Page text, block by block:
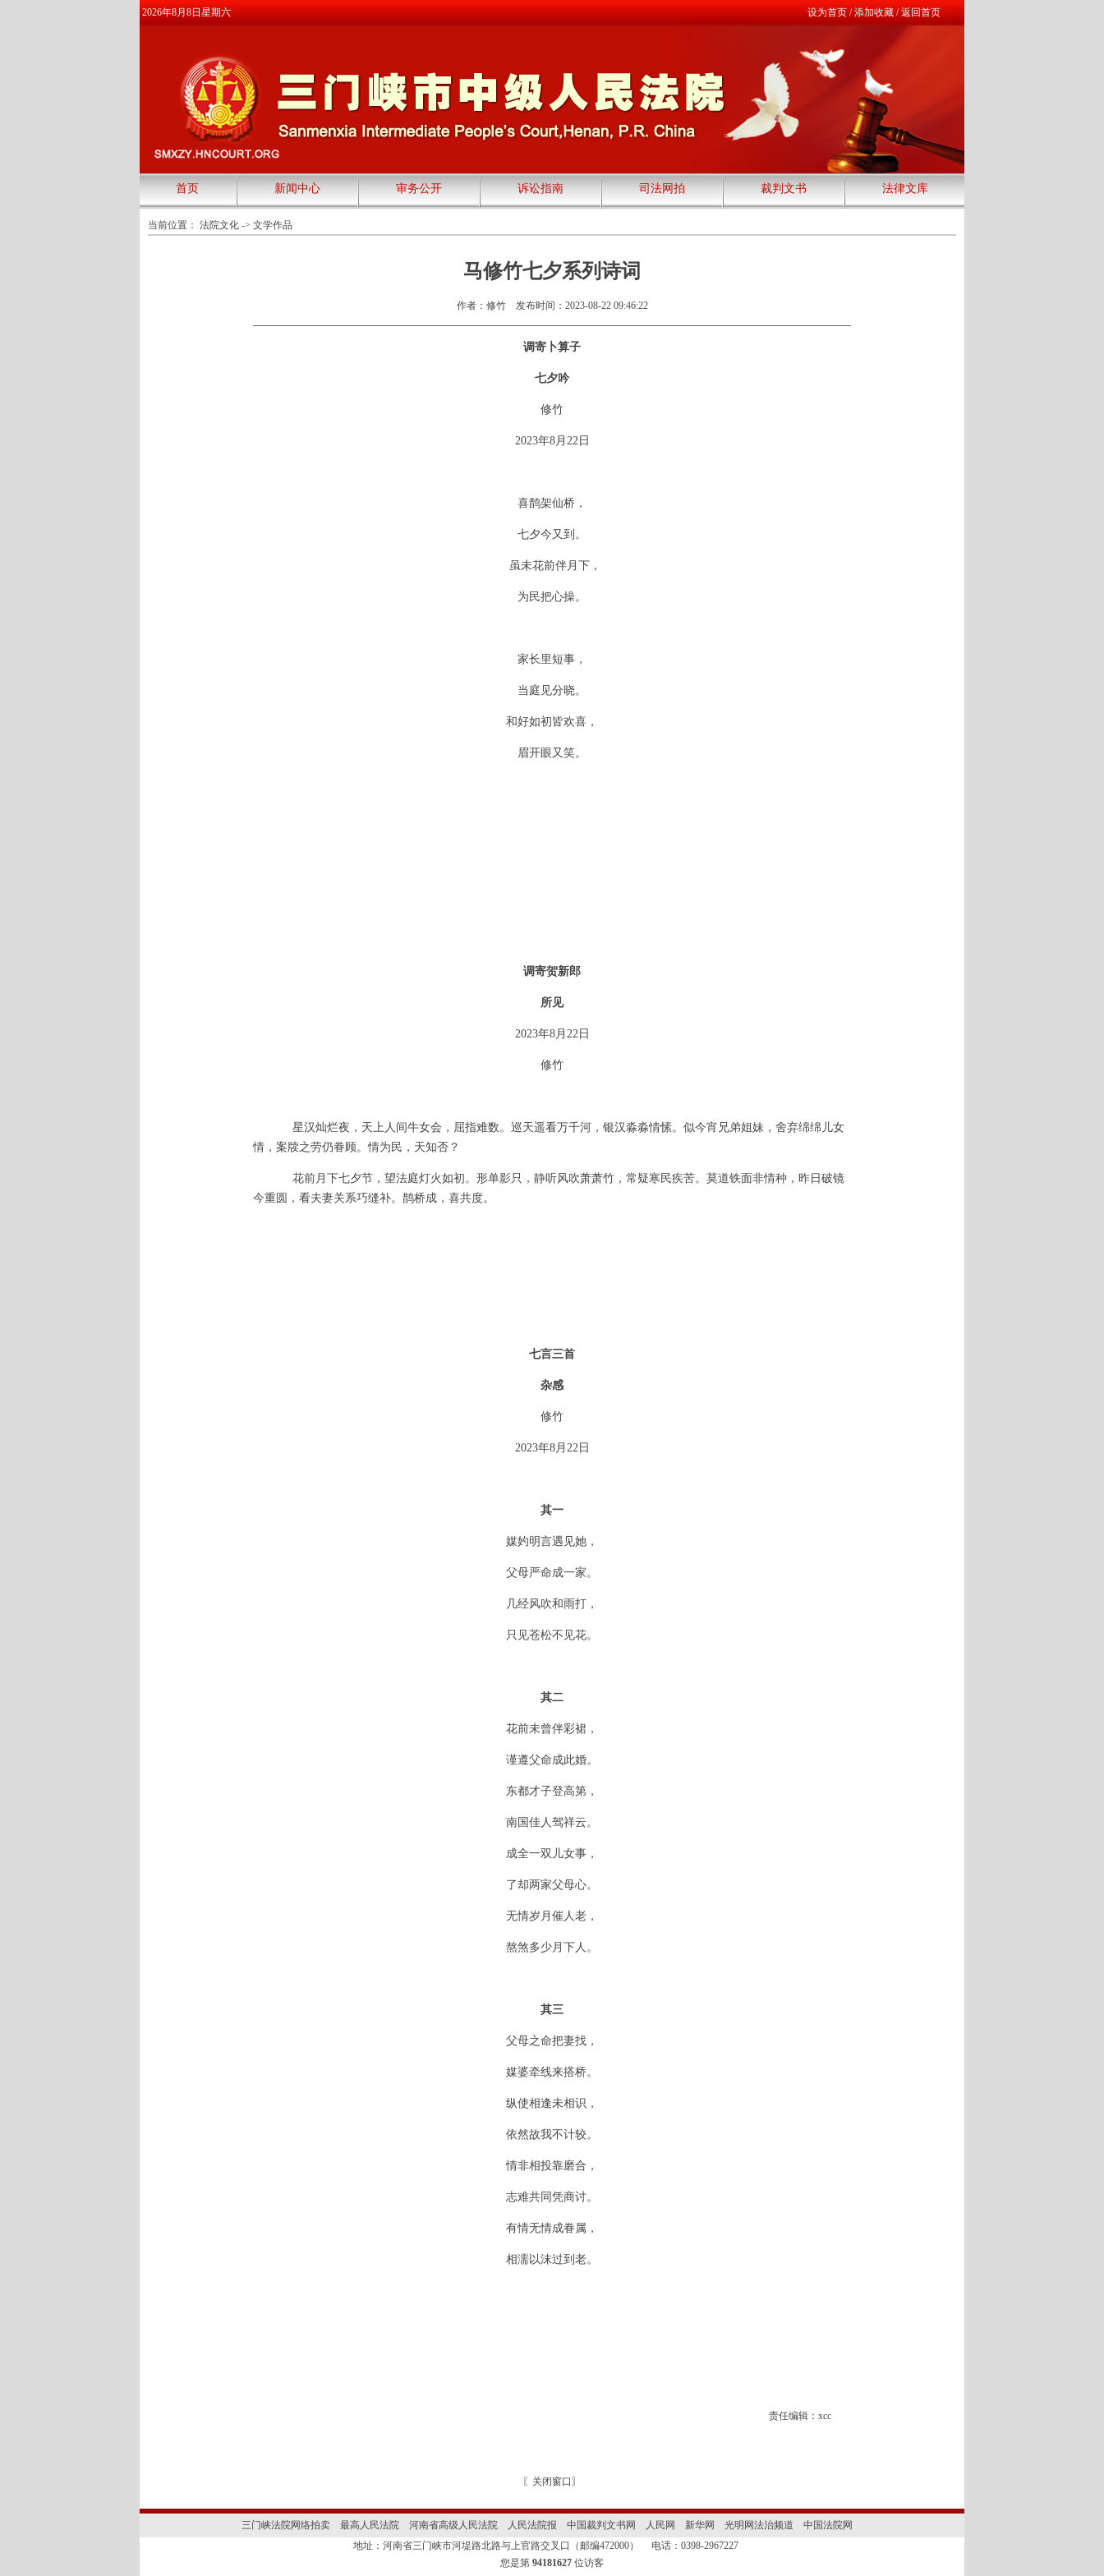
2026年8月8日星期六 设为首页/添加收藏/返回首页
首页 新闻中心 审务公开 诉讼指南 司法网拍 裁判文书 法律文库
当前位置： 法院文化 -> 文学作品
马修竹七夕系列诗词
作者：修竹 发布时间：2023-08-22 09:46:22
调寄卜算子
七夕吟
修竹
2023年8月 22日
喜鹊架仙桥，
七夕今又到。
虽未花前伴月下，
为民把心操。
家长里短事，
当庭见分晓。
和好如初皆欢喜，
眉开眼又笑。
调寄贺新郎
所见
2023年8月 22日
修竹
星汉灿烂夜，天上人间牛女会，屈指难数。巡天遥看万千河，银汉淼淼情愫。似今宵兄弟姐妹，舍弃绵绵儿女
情，案牍之劳仍眷顾。情为民，天知否？
花前月下七夕节，望法庭灯火如初。形单影只，静听风吹萧萧竹，常疑寒民疾苦。莫道铁面非情种，昨日破镜
今重圆，看夫妻关系巧缝补。鹊桥成，喜共度。
七言三首
杂感
修竹
2023年8月 22日
其一
媒妁明言遇见她，
父母严命成一家。
几经风吹和雨打，
只见苍松不见花。
其二
花前未曾伴彩裙，
谨遵父命成此婚。
东都才子登高第，
南国佳人驾祥云。
成全一双儿女事，
了却两家父母心。
无情岁月催人老，
熬煞多少月下人。
其三
父母之命把妻找，
媒婆牵线来搭桥。
纵使相逢未相识，
依然故我不计较。
情非相投靠磨合，
志难共同凭商讨。
有情无情成眷属，
相濡以沫过到老。
责任编辑：xcc
〖 关闭窗口 〗
三门峡法院网络拍卖 最高人民法院 河南省高级人民法院 人民法院报 中国裁判文书网 人民网 新华网 光明网法治频道
中国法院网
地址：河南省三门峡市河堤路北路与上官路交叉口（邮编472000） 电话：0398-2967227
您是第 94181627 位访客